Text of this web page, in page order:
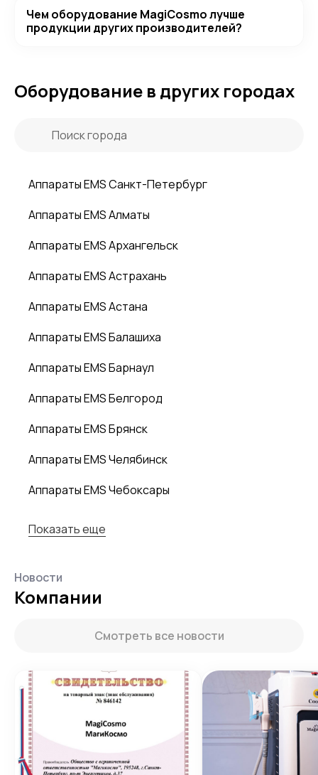
Чем оборудование MagiCosmo лучше
продукции других производителей?
Оборудование в других городах
Аппараты EMS Санкт-Петербург
Аппараты EMS Алматы
Аппараты EMS Архангельск
Аппараты EMS Астрахань
Аппараты EMS Астана
Аппараты EMS Балашиха
Аппараты EMS Барнаул
Аппараты EMS Белгород
Аппараты EMS Брянск
Аппараты EMS Челябинск
Аппараты EMS Чебоксары
Показать еще
Новости
Компании
Смотреть все новости